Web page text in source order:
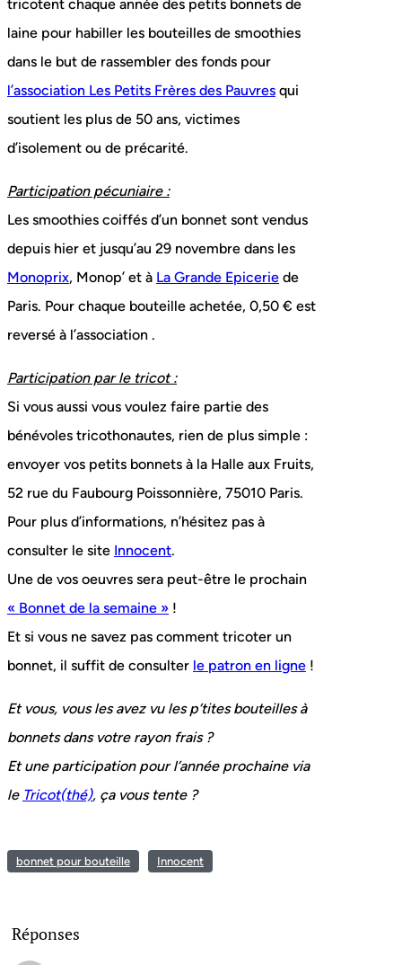
tricotent chaque année des petits bonnets de
laine pour habiller les bouteilles de smoothies
dans le but de rassembler des fonds pour
l’association Les Petits Frères des Pauvres qui
soutient les plus de 50 ans, victimes
d’isolement ou de précarité.
Participation pécuniaire :
Les smoothies coiffés d’un bonnet sont vendus
depuis hier et jusqu’au 29 novembre dans les
Monoprix, Monop’ et à La Grande Epicerie de
Paris. Pour chaque bouteille achetée, 0,50 € est
reversé à l’association .
Participation par le tricot :
Si vous aussi vous voulez faire partie des
bénévoles tricothonautes, rien de plus simple :
envoyer vos petits bonnets à la Halle aux Fruits,
52 rue du Faubourg Poissonnière, 75010 Paris.
Pour plus d’informations, n’hésitez pas à
consulter le site Innocent.
Une de vos oeuvres sera peut-être le prochain
« Bonnet de la semaine » !
Et si vous ne savez pas comment tricoter un
bonnet, il suffit de consulter le patron en ligne !
Et vous, vous les avez vu les p’tites bouteilles à
bonnets dans votre rayon frais ?
Et une participation pour l’année prochaine via
le Tricot(thé), ça vous tente ?
bonnet pour bouteille Innocent
Réponses